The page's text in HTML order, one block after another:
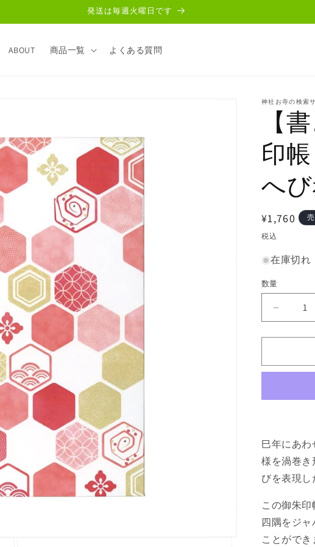
発送は毎週火曜日です
ABOUT 商品一覧 よくある質問
神社お寺の検索
【
印
へ
通
常
格
¥1,760
税込
在庫切れ
数
数量
御
印
る
来
る
へ
び
赤
巳年にあ
様を渦巻
びを表現し
この御朱
四隅をジ
ことがで